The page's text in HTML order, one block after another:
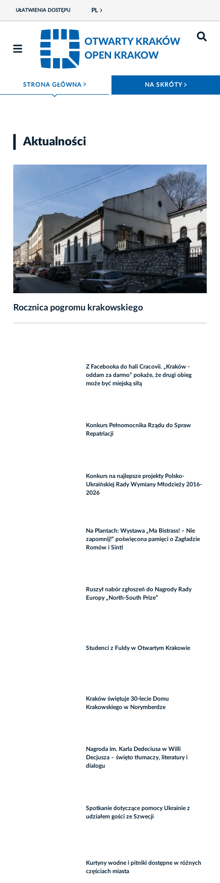
UŁATWIENIA DOSTĘPU PL
OTWARTY KRAKÓW
OPEN KRAKOW
STRONA GŁÓWNA ROZWIŃ MENU NA SKRÓTY
Aktualności
Rocznica pogromu krakowskiego
Z Facebooka do hali Cracovii. „Kraków -
oddam za darmo” pokaże, że drugi obieg
może być miejską siłą
Konkurs Pełnomocnika Rządu do Spraw
Repatriacji
Konkurs na najlepsze projekty Polsko-
Ukraińskiej Rady Wymiany Młodzieży 2016-
2026
Na Plantach: Wystawa „Ma Bistrass! – Nie
zapomnij!” poświęcona pamięci o Zagładzie
Romów i Sinti
Ruszył nabór zgłoszeń do Nagrody Rady
Europy „North-South Prize”
Studenci z Fuldy w Otwartym Krakowie
Kraków świętuje 30-lecie Domu
Krakowskiego w Norymberdze
Nagroda im. Karla Dedeciusa w Willi
Decjusza – święto tłumaczy, literatury i
dialogu
Spotkanie dotyczące pomocy Ukrainie z
udziałem gości ze Szwecji
Kurtyny wodne i pitniki dostępne w różnych
częściach miasta